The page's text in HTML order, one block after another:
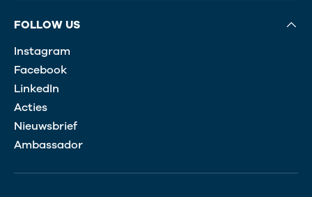
FOLLOW US
Instagram
Facebook
LinkedIn
Acties
Nieuwsbrief
Ambassador